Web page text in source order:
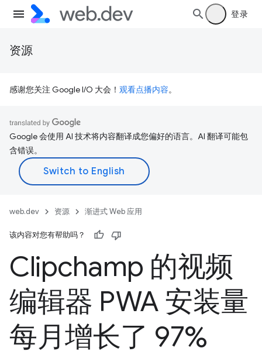
登录
资源
感谢您关注 Google I/O 大会！ 观看点播内容。
Google 会使用 AI 技术将内容翻译成您偏好的语言。AI 翻译可能包
含错误。
web.dev 资源 渐进式 Web 应用
该内容对您有帮助吗？
Clipchamp 的视频
编辑器 PWA 安装量
每月增长了 97%